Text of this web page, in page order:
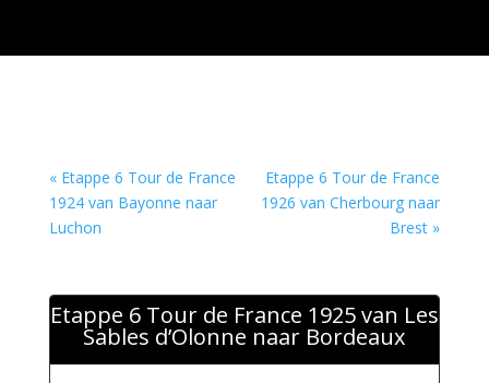
« Etappe 6 Tour de France
1924 van Bayonne naar
Luchon
Etappe 6 Tour de France
1926 van Cherbourg naar
Brest »
Etappe 6 Tour de France 1925 van Les
Sables d’Olonne naar Bordeaux